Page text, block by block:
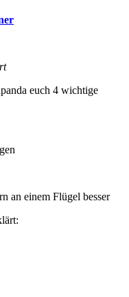
euch 4 wichtige
an einem Flügel besser